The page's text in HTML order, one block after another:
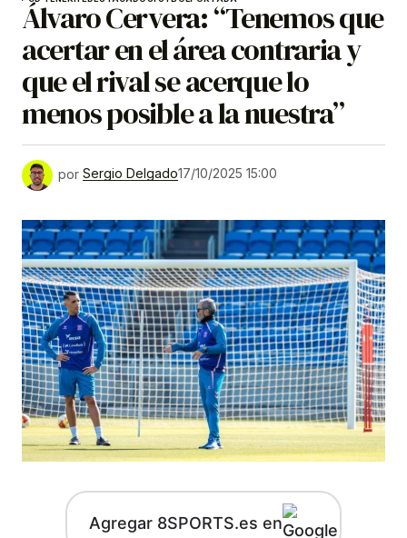
Álvaro Cervera: “Tenemos que
acertar en el área contraria y
que el rival se acerque lo
menos posible a la nuestra”
por Sergio Delgado17/10/2025 15:00
Agregar 8SPORTS.es en